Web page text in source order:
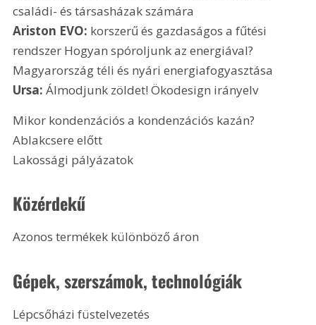
családi- és társasházak számára
Ariston EVO: korszerű és gazdaságos a fűtési
rendszer Hogyan spóroljunk az energiával?
Magyarország téli és nyári energiafogyasztása
Ursa: Álmodjunk zöldet! Ökodesign irányelv
Mikor kondenzációs a kondenzációs kazán?
Ablakcsere előtt
Lakossági pályázatok
Közérdekű
Azonos termékek különböző áron
Gépek, szerszámok, technológiák
Lépcsőházi füstelvezetés